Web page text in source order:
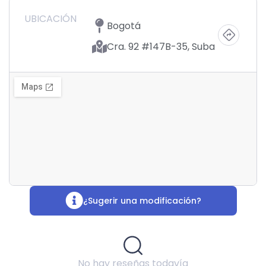
UBICACIÓN
Bogotá
Cra. 92 #147B-35, Suba
¿Sugerir una modificación?